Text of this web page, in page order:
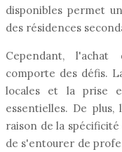
disponibles permet
des résidences
Cependant,
comporte des défis.
locales et la prise
essentielles. De
raison de la
de s'entourer de